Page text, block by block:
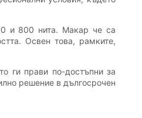
и 800 нита. Макар че са
Освен това, рамките,
ги прави по-достъпни за
решение в дългосрочен